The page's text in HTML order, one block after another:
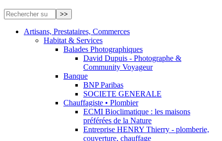
Artisans, Prestataires, Commerces
Habitat & Services
Balades Photographiques
David Dupuis - Photographe &
Community Voyageur
Banque
BNP Paribas
SOCIETE GENERALE
Chauffagiste • Plombier
ECMI Bioclimatique : les maisons
préférées de la Nature
Entreprise HENRY Thierry - plomberie,
couverture, chauffage